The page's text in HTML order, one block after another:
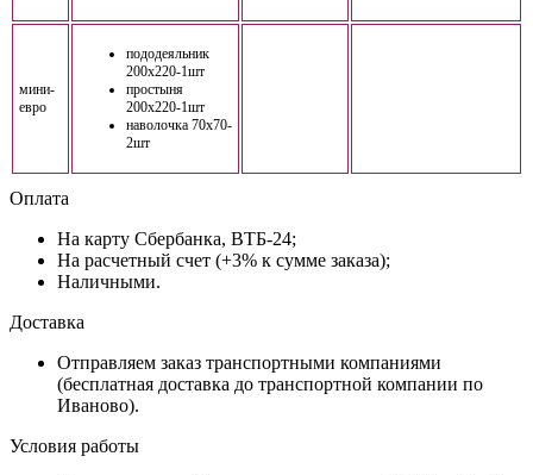
мини-
евро
пододеяльник
200х220-1шт
простыня
200х220-1шт
наволочка 70х70-
2шт
Оплата
На карту Сбербанка, ВТБ-24;
На расчетный счет (+3% к сумме заказа);
Наличными.
Доставка
Отправляем заказ транспортными компаниями
(бесплатная доставка до транспортной компании по
Иваново).
Условия работы